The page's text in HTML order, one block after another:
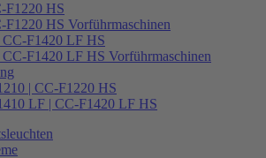
F1220 HS
F1220 HS Vorführmaschinen
F1420 LF HS
F1420 LF HS Vorführmaschinen
| CC-F1220 HS
LF | CC-F1420 LF HS